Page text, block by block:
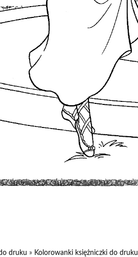
druku » Kolorowanki księżniczki do druku